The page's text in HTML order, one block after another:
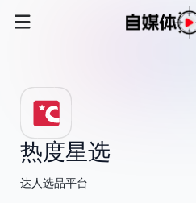
热度星选
达人选品平台